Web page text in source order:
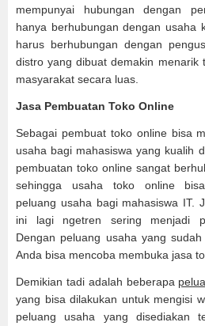
mempunyai hubungan dengan
hanya berhubungan dengan usaha
harus berhubungan dengan
distro yang dibuat demakin menarik
masyarakat secara luas.
Jasa Pembuatan Toko Online
Sebagai pembuat toko online bisa
usaha bagi mahasiswa yang kualih
pembuatan toko online sangat
sehingga usaha toko online
peluang usaha bagi mahasiswa IT.
ini lagi ngetren sering menjadi
Dengan peluang usaha yang
Anda bisa mencoba membuka jasa
Demikian tadi adalah beberapa
yang bisa dilakukan untuk mengisi
peluang usaha yang disediakan